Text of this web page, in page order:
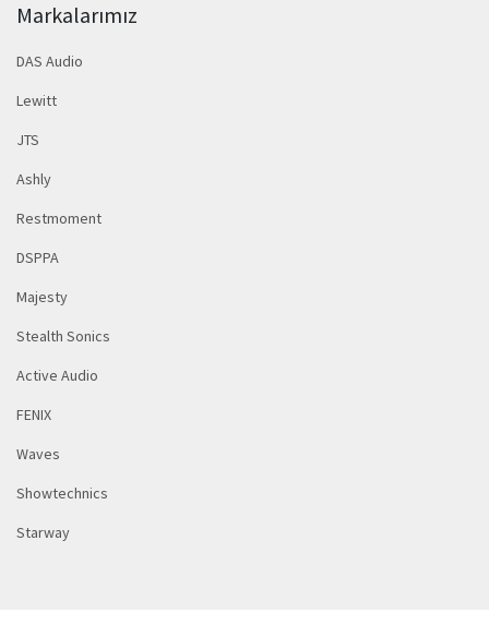
Markalarımız
DAS Audio
Lewitt
JTS
Ashly
Restmoment
DSPPA
Majesty
Stealth Sonics
Active Audio
FENIX
Waves
Showtechnics
Starway